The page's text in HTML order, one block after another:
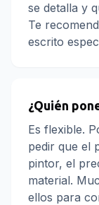
se detalla y
Te
escrito
¿Quién
Es flexible.
pedir que el
pintor, el
material.
ellos para